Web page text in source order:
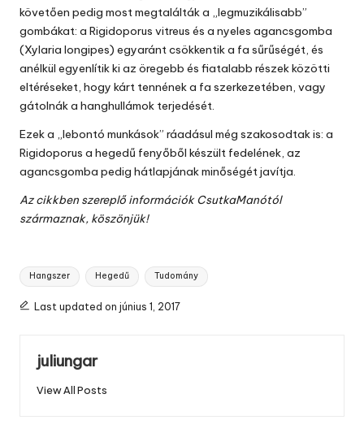
követően pedig most megtalálták a „legmuzikálisabb”
gombákat: a Rigidoporus vitreus és a nyeles agancsgomba
(Xylaria longipes) egyaránt csökkentik a fa sűrűségét, és
anélkül egyenlítik ki az öregebb és fiatalabb részek közötti
eltéréseket, hogy kárt tennének a fa szerkezetében, vagy
gátolnák a hanghullámok terjedését.
Ezek a „lebontó munkások” ráadásul még szakosodtak is: a
Rigidoporus a hegedű fenyőből készült fedelének, az
agancsgomba pedig hátlapjának minőségét javítja.
Az cikkben szereplő információkCsutkaManótól
származnak, köszönjük!
Tags:
Hangszer Hegedű Tudomány
Last updated on június 1, 2017
juliungar
View All Posts